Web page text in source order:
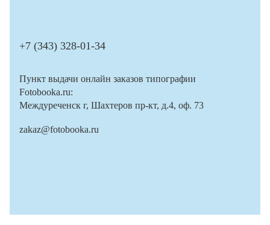
+7 (343) 328-01-34
Пункт выдачи онлайн заказов типографии
Fotobooka.ru:
Междуреченск г, Шахтеров пр-кт, д.4, оф. 73
zakaz@fotobooka.ru